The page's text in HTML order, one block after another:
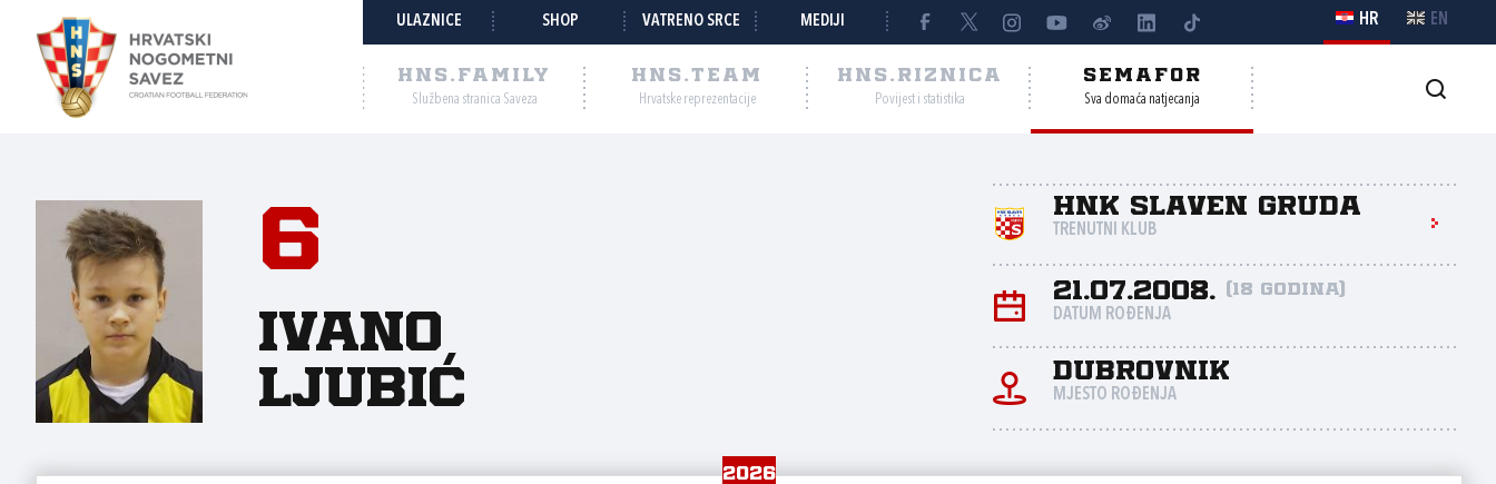
ULAZNICE SHOP VATRENO SRCE MEDIJI HR EN
HNS.FAMILY
Službena stranica Saveza
HNS.TEAM
Hrvatske reprezentacije
HNS.RIZNICA
Povijest i statistika
SEMAFOR
Sva domaća natjecanja
6
Ivano
Ljubić
HNK Slaven Gruda
TRENUTNI KLUB
21.07.2008. (18 godina)
DATUM ROĐENJA
Dubrovnik
MJESTO ROĐENJA
2026